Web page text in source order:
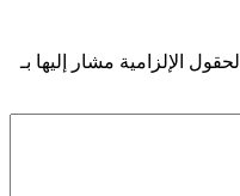
الحقول الإلزامية مشار إليها بـ